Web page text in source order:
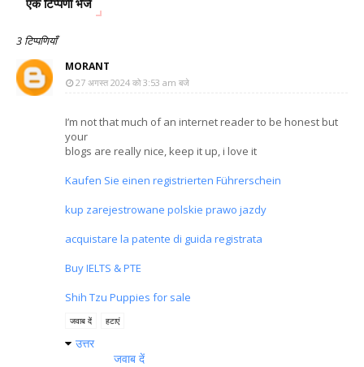
एक टिप्पणी भेजें
3 टिप्पणियाँ
MORANT
27 अगस्त 2024 को 3:53 am बजे
I’m not that much of an internet reader to be honest but
your
blogs are really nice, keep it up, i love it
Kaufen Sie einen registrierten Führerschein
kup zarejestrowane polskie prawo jazdy
acquistare la patente di guida registrata
Buy IELTS & PTE
Shih Tzu Puppies for sale
जवाब दें हटाएं
उत्तर
जवाब दें